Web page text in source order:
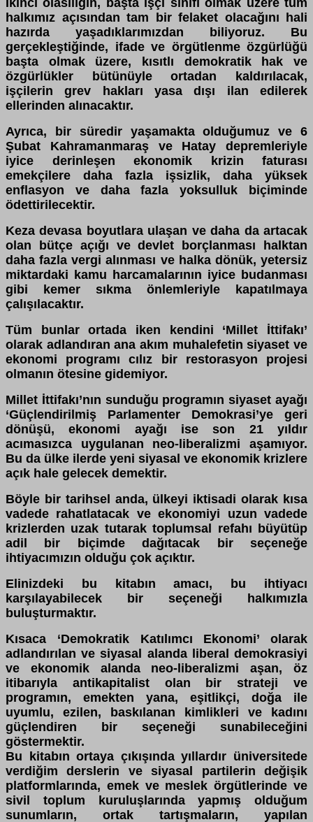
İkinci olasılığın, başta işçi sınıfı olmak üzere tüm
halkımız açısından tam bir felaket olacağını hali
hazırda yaşadıklarımızdan biliyoruz. Bu
gerçekleştiğinde, ifade ve örgütlenme özgürlüğü
başta olmak üzere, kısıtlı demokratik hak ve
özgürlükler bütünüyle ortadan kaldırılacak,
işçilerin grev hakları yasa dışı ilan edilerek
ellerinden alınacaktır.
Ayrıca, bir süredir yaşamakta olduğumuz ve 6
Şubat Kahramanmaraş ve Hatay depremleriyle
iyice derinleşen ekonomik krizin faturası
emekçilere daha fazla işsizlik, daha yüksek
enflasyon ve daha fazla yoksulluk biçiminde
ödettirilecektir.
Keza devasa boyutlara ulaşan ve daha da artacak
olan bütçe açığı ve devlet borçlanması halktan
daha fazla vergi alınması ve halka dönük, yetersiz
miktardaki kamu harcamalarının iyice budanması
gibi kemer sıkma önlemleriyle kapatılmaya
çalışılacaktır.
Tüm bunlar ortada iken kendini ‘Millet İttifakı’
olarak adlandıran ana akım muhalefetin siyaset ve
ekonomi programı cılız bir restorasyon projesi
olmanın ötesine gidemiyor.
Millet İttifakı’nın sunduğu programın siyaset ayağı
‘Güçlendirilmiş Parlamenter Demokrasi’ye geri
dönüşü, ekonomi ayağı ise son 21 yıldır
acımasızca uygulanan neo-liberalizmi aşamıyor.
Bu da ülke ilerde yeni siyasal ve ekonomik krizlere
açık hale gelecek demektir.
Böyle bir tarihsel anda, ülkeyi iktisadi olarak kısa
vadede rahatlatacak ve ekonomiyi uzun vadede
krizlerden uzak tutarak toplumsal refahı büyütüp
adil bir biçimde dağıtacak bir seçeneğe
ihtiyacımızın olduğu çok açıktır.
Elinizdeki bu kitabın amacı, bu ihtiyacı
karşılayabilecek bir seçeneği halkımızla
buluşturmaktır.
Kısaca ‘Demokratik Katılımcı Ekonomi’ olarak
adlandırılan ve siyasal alanda liberal demokrasiyi
ve ekonomik alanda neo-liberalizmi aşan, öz
itibarıyla antikapitalist olan bir strateji ve
programın, emekten yana, eşitlikçi, doğa ile
uyumlu, ezilen, baskılanan kimlikleri ve kadını
güçlendiren bir seçeneği sunabileceğini
göstermektir.
Bu kitabın ortaya çıkışında yıllardır üniversitede
verdiğim derslerin ve siyasal partilerin değişik
platformlarında, emek ve meslek örgütlerinde ve
sivil toplum kuruluşlarında yapmış olduğum
sunumların, ortak tartışmaların, yapılan